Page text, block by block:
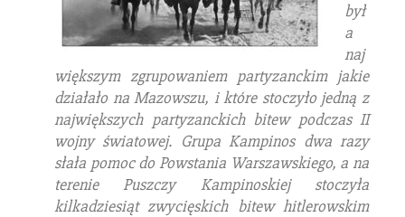
był
a
naj
większym zgrupowaniem partyzanckim jakie
działało na Mazowszu, i które stoczyło jedną z
największych partyzanckich bitew podczas II
wojny światowej. Grupa Kampinos dwa razy
słała pomoc do Powstania Warszawskiego, a na
terenie Puszczy Kampinoskiej stoczyła
kilkadziesiąt zwycięskich bitew hitlerowskim